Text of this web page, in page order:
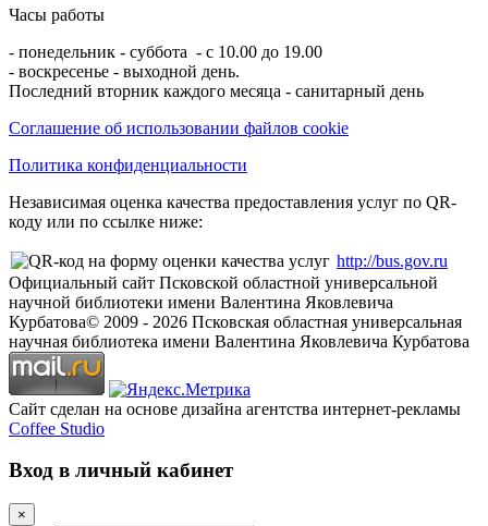
Часы работы
- понедельник - суббота - с 10.00 до 19.00
- воскресенье - выходной день.
Последний вторник каждого месяца - санитарный день
Соглашение об использовании файлов cookie
Политика конфиденциальности
Независимая оценка качества предоставления услуг по QR-
коду или по ссылке ниже:
http://bus.gov.ru
Официальный сайт Псковской областной универсальной
научной библиотеки имени Валентина Яковлевича
Курбатова© 2009 - 2026 Псковская областная универсальная
научная библиотека имени Валентина Яковлевича Курбатова
Сайт сделан на основе дизайна агентства интернет-рекламы
Coffee Studio
Вход в личный кабинет
×